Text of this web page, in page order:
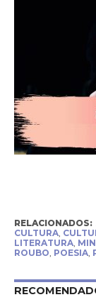
RELACIONADOS:
CULTURA,
LITERATURA,
ROUBO, POESIA,